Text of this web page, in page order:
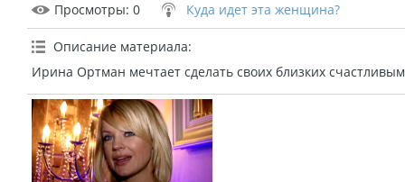
Просмотры: 0 Куда идет эта женщина?
Описание материала:
Ирина Ортман мечтает сделать своих близких